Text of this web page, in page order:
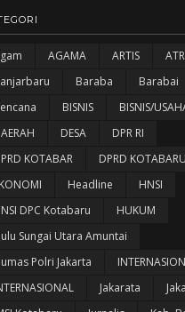
AGAMA ARTIS
Baraba Barabai
BISNIS
BISNIS/
DESA
DPR RI
KOTABAR
DPRD KOTABARU
Headline
HNSI
DPC Kotabaru
HUKUM
Sungai Utara Amuntai
Polri Jakarta
Jakarata